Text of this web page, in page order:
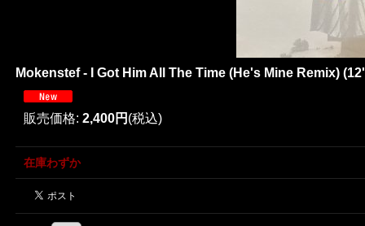
Mokenstef - I Got Him All The Time (He's Mine Remix)
販売価格: 2,400円 (税込)
在庫わずか